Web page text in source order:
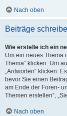
Nach oben
Beiträge
Wie erstelle ich ein
Um ein neues Thema
Thema“ klicken. Um
„Antworten“ klicken.
bevor Sie einen
am Ende der Foren-
Themen erstellen“,
Nach oben